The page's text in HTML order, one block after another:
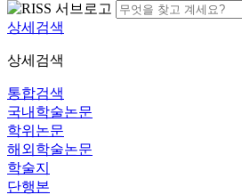
상세검색
상세검색
통합검색
국내학술논문
학위논문
해외학술논문
학술지
단행본